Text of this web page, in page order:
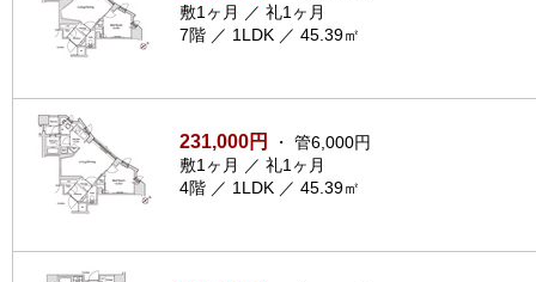
敷1ヶ月 ／ 礼1ヶ月
7階 ／ 1LDK ／ 45.39㎡
231,000円
・ 管6,000円
敷1ヶ月 ／ 礼1ヶ月
4階 ／ 1LDK ／ 45.39㎡